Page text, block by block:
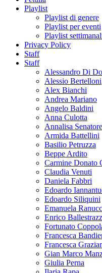
Playlist
Playlist di genere
Playlist per eventi
Playlist
Privacy Policy
Staff
Staff
Alessandro Di
Alessio Bertelloni
Alex Bianchi
Andrea Mariano
Angelo Baldini
Anna Culotta
Annalisa Senatore
Armida Battellini
Basilio Petruzza
Beppe Ardito
Carmine Donato
Claudia Venuti
Daniela Fabbri
Edoardo
Edoardo Siliquini
Emanuela
Enrico
Fortunato
Francesca
Francesca
Gian Marco
Giulia Perna